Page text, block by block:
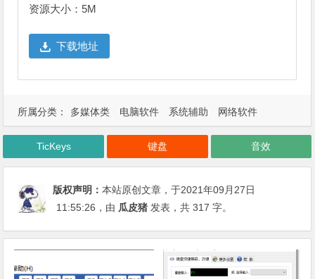
资源大小：5M
下载地址
所属分类： 多媒体类 电脑软件 系统辅助 网络软件
TicKeys 键盘 音效
版权声明：本站原创文章，于2021年09月27日
11:55:26 ，由 瓜皮猪 发表，共 317 字。